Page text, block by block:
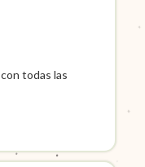
con todas las